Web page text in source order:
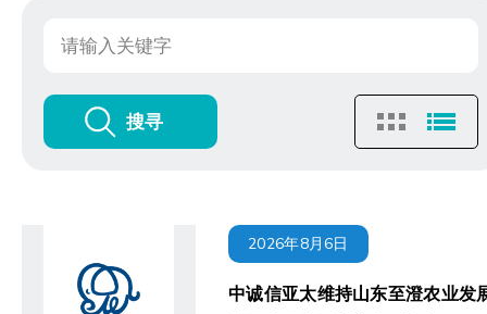
搜寻
2026年8月6日
中诚信亚太维持山东至澄农业发